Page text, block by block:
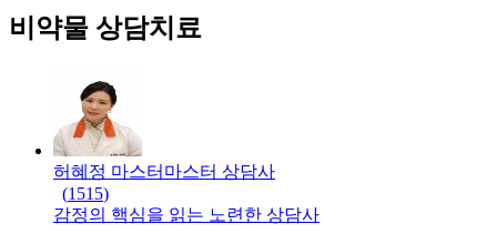
비약물 상담치료
허혜정 마스터 마스터 상담사
(1515)
감정의 핵심을 읽는 노련한 상담사